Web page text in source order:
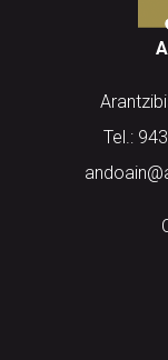
Tel.: